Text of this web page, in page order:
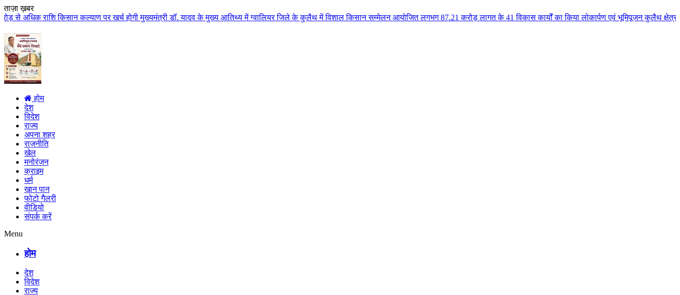
ताज़ा ख़बर
किसान कल्याण पर खर्च होगी मुख्यमंत्री डॉ. यादव के मुख्य आतिथ्य में ग्वालियर जिले के कुलैथ में विशाल किसान सम्मेलन आयोजित लगभग 87.21 करोड़ लागत के 41 विकास कार्यों का किया लोकार्पण एवं भूमिपूजन कुलैथ क्षेत्र के विकास के
होम
देश
विदेश
राज्य
अपना शहर
राजनीति
खेल
मनोरंजन
क्राइम
धर्म
खान पान
फोटो गैलरी
वीडियो
संपर्क करें
Menu
होम
देश
विदेश
राज्य